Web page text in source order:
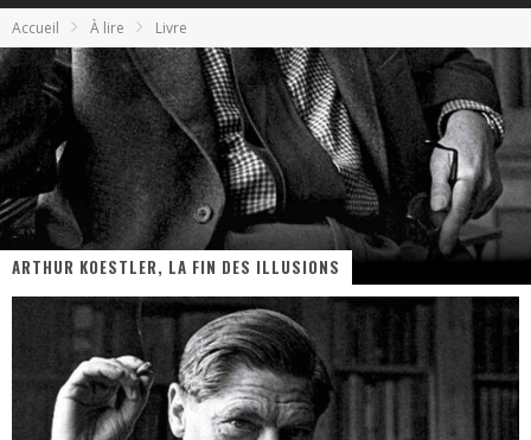
« Mon Village Révolté » - Combattre un Projet !
« Le Béton et le Bambou / Propositions pour Mayotte et le Monde. » - Améliorations !
Star Fox
PsyRiver 2026 : la magie revient sur les rives de l’Aar
« Dr Wertham / L’homme qui étudia les tueurs en série » - Un Métier à Risque !
Assassin's Creed Black Flag Resynced
Accueil À lire Livre
ARTHUR KOESTLER, LA FIN DES ILLUSIONS